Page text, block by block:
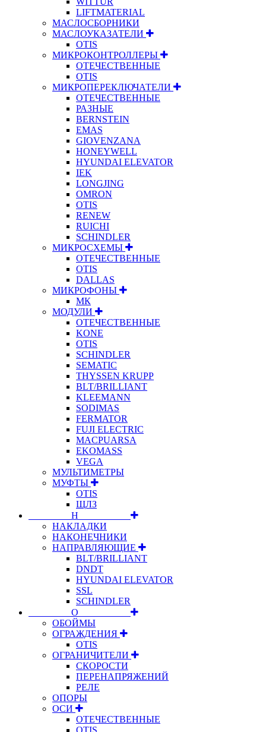
LIFTMATERIAL
МАСЛОСБОРНИКИ
МАСЛОУКАЗАТЕЛИ
OTIS
МИКРОКОНТРОЛЛЕРЫ
ОТЕЧЕСТВЕННЫЕ
OTIS
МИКРОПЕРЕКЛЮЧАТЕЛИ
ОТЕЧЕСТВЕННЫЕ
РАЗНЫЕ
BERNSTEIN
EMAS
GIOVENZANA
HONEYWELL
HYUNDAI ELEVATOR
IEK
LONGJING
OMRON
OTIS
RENEW
RUICHI
SCHINDLER
МИКРОСХЕМЫ
ОТЕЧЕСТВЕННЫЕ
OTIS
DALLAS
МИКРОФОНЫ
МК
МОДУЛИ
ОТЕЧЕСТВЕННЫЕ
KONE
OTIS
SCHINDLER
SEMATIC
THYSSEN KRUPP
BLT/BRILLIANT
KLEEMANN
SODIMAS
FERMATOR
FUJI ELECTRIC
MACPUARSA
EKOMASS
VEGA
МУЛЬТИМЕТРЫ
МУФТЫ
OTIS
ЩЛЗ
⠀⠀⠀⠀⠀⠀Н⠀⠀⠀⠀⠀⠀⠀
НАКЛАДКИ
НАКОНЕЧНИКИ
НАПРАВЛЯЮЩИЕ
BLT/BRILLIANT
DNDT
HYUNDAI ELEVATOR
SSL
SCHINDLER
⠀⠀⠀⠀⠀⠀О⠀⠀⠀⠀⠀⠀⠀
ОБОЙМЫ
ОГРАЖДЕНИЯ
OTIS
ОГРАНИЧИТЕЛИ
СКОРОСТИ
ПЕРЕНАПРЯЖЕНИЙ
РЕЛЕ
ОПОРЫ
ОСИ
ОТЕЧЕСТВЕННЫЕ